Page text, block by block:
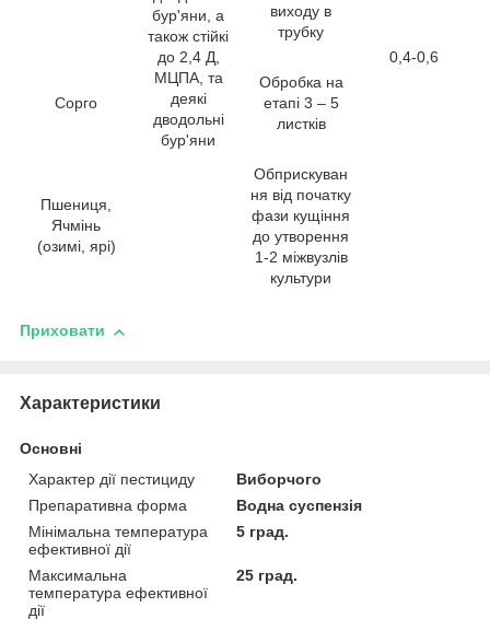
бур'яни, а
також стійкі
до 2,4 Д,
МЦПА, та
деякі
дводольні
бур'яни
0,4-0,6
виходу в
трубку
Сорго
Обробка на
етапі 3 – 5
листків
Пшениця,
Ячмінь
(озимі, ярі)
Обприскуван
ня від початку
фази кущіння
до утворення
1-2 міжвузлів
культури
Приховати
Характеристики
Основні
Характер дії пестициду
Виборчого
Препаративна форма
Водна суспензія
Мінімальна температура
ефективної дії
5 град.
Максимальна
температура ефективної
дії
25 град.